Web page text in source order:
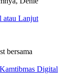
atau Lanjut
Digital